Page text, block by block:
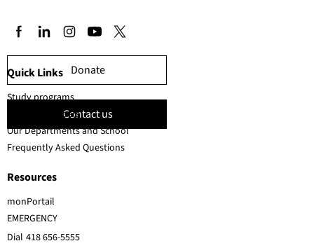
Donate
Contact us
EMERGENCY
Dial 418 656-5555
Quick Links
Resources
Study programs
Faculty members
Our Departments and School
Frequently Asked Questions
monPortail